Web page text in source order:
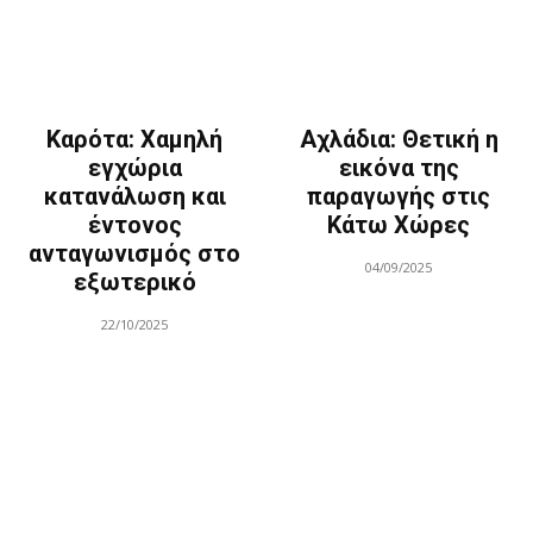
Καρότα: Χαμηλή
εγχώρια
κατανάλωση και
έντονος
ανταγωνισμός στο
εξωτερικό
22/10/2025
Αχλάδια: Θετική η
εικόνα της
παραγωγής στις
Κάτω Χώρες
04/09/2025